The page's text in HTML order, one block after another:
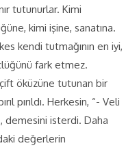
tutunurlar. Kimi
kimi işine, sanatına.
kendi tutmağının en iyi,
fark etmez.
öküzüne tutunan bir
pırıldı. Herkesin, “- Veli
demesini isterdi. Daha
değerlerin